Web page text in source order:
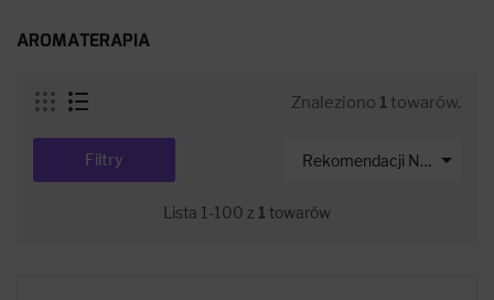
AROMATERAPIA
Znaleziono 1 towarów.
Rekomendacji Net-s 
Filtry
Lista 1-100 z 1 towarów